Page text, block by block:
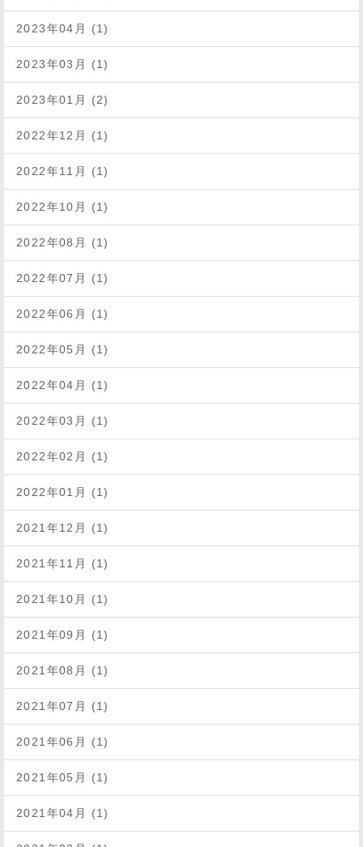
2023年04月 (1)
2023年03月 (1)
2023年01月 (2)
2022年12月 (1)
2022年11月 (1)
2022年10月 (1)
2022年08月 (1)
2022年07月 (1)
2022年06月 (1)
2022年05月 (1)
2022年04月 (1)
2022年03月 (1)
2022年02月 (1)
2022年01月 (1)
2021年12月 (1)
2021年11月 (1)
2021年10月 (1)
2021年09月 (1)
2021年08月 (1)
2021年07月 (1)
2021年06月 (1)
2021年05月 (1)
2021年04月 (1)